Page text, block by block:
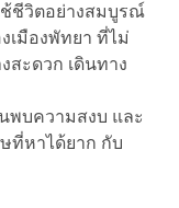
ช้ชีวิตอย่างสมบูรณ์
เมืองพัทยา ที่ไม่
สะดวก เดินทาง
พบความสงบ และ
ที่หาได้ยาก กับ